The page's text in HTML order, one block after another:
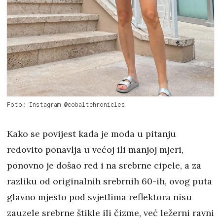
Foto: Instagram @cobaltchronicles
Kako se povijest kada je moda u pitanju
redovito ponavlja u većoj ili manjoj mjeri,
ponovno je došao red i na srebrne cipele, a za
razliku od originalnih srebrnih 60-ih, ovog puta
glavno mjesto pod svjetlima reflektora nisu
zauzele srebrne štikle ili čizme, već ležerni ravni